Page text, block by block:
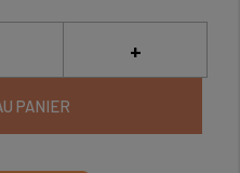
+
PANIER